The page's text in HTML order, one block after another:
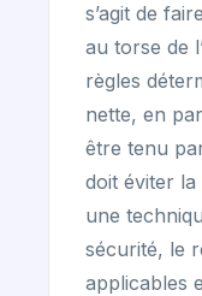
s’agit de
au torse de
règles
nette, en
être tenu
doit éviter la
une
sécurité, le
applicables